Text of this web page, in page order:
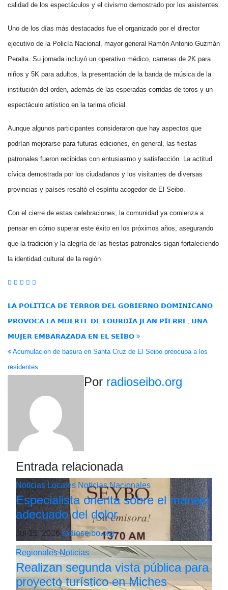
calidad de los espectáculos y el civismo demostrado por los asistentes.
Uno de los días más destacados fue el organizado por el director
ejecutivo de la Policía Nacional, mayor general Ramón Antonio Guzmán
Peralta. Su jornada incluyó un operativo médico, carreras de 2K para
niños y 5K para adultos, la presentación de la banda de música de la
institución del orden, además de las esperadas corridas de toros y un
espectáculo artístico en la tarima oficial.
Aunque algunos participantes consideraron que hay aspectos que
podrían mejorarse para futuras ediciones, en general, las fiestas
patronales fueron recibidas con entusiasmo y satisfacción. La actitud
cívica demostrada por los ciudadanos y los visitantes de diversas
provincias y países resaltó el espíritu acogedor de El Seibo.
Con el cierre de estas celebraciones, la comunidad ya comienza a
pensar en cómo superar este éxito en los próximos años, asegurando
que la tradición y la alegría de las fiestas patronales sigan fortaleciendo
la identidad cultural de la región
Navegación
de
entradas
𝗟𝗔 𝗣𝗢𝗟𝗜́𝗧𝗜𝗖𝗔 𝗗𝗘 𝗧𝗘𝗥𝗥𝗢𝗥 𝗗𝗘𝗟 𝗚𝗢𝗕𝗜𝗘𝗥𝗡𝗢 𝗗𝗢𝗠𝗜𝗡𝗜𝗖𝗔𝗡𝗢
𝗣𝗥𝗢𝗩𝗢𝗖𝗔 𝗟𝗔 𝗠𝗨𝗘𝗥𝗧𝗘 𝗗𝗘 𝗟𝗢𝗨𝗥𝗗𝗜𝗔 𝗝𝗘𝗔𝗡 𝗣𝗜𝗘𝗥𝗥𝗘, 𝗨𝗡𝗔
𝗠𝗨𝗝𝗘𝗥 𝗘𝗠𝗕𝗔𝗥𝗔𝗭𝗔𝗗𝗔 𝗘𝗡 𝗘𝗟 𝗦𝗘𝗜𝗕𝗢
Acumulacion de basura en Santa Cruz de El Seibo preocupa a los
residentes
Por radioseibo.org
Entrada relacionada
Noticias Locales Noticias Nacionales
Especialista orienta sobre el manejo
adecuado del dolor
Jul 15, 2026radioseibo.org
RegionalesNoticias
Realizan segunda vista pública para
proyecto turístico en Miches